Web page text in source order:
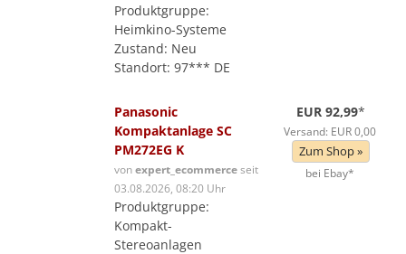
Produktgruppe:
Heimkino-Systeme
Zustand: Neu
Standort: 97*** DE
Panasonic
Kompaktanlage SC
PM272EG K
vonexpert_ecommerceseit
03.08.2026, 08:20 Uhr
Produktgruppe:
Kompakt-
Stereoanlagen
EUR 92,99*
Versand: EUR 0,00
Zum Shop »
bei Ebay*